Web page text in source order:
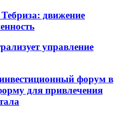
движение
управление
форум в
для привлечения